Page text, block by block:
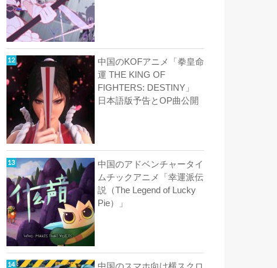
中国のKOFアニメ「拳皇命
運 THE KING OF
FIGHTERS: DESTINY」
日本語版予告とOP曲公開
中国のアドベンチャータイ
ムチックアニメ「幸運派伝
説（The Legend of Lucky
Pie）」
中国のスマホ向け横スクロ